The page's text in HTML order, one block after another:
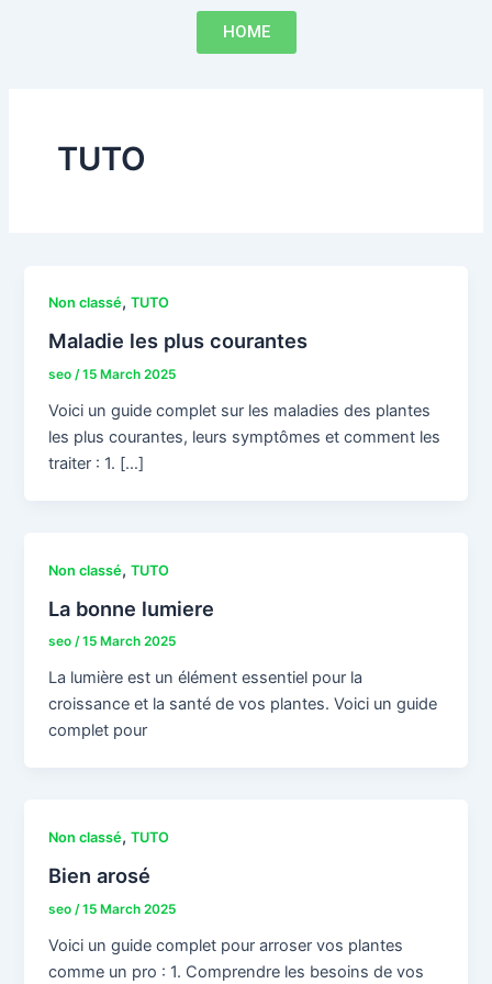
HOME
TUTO
Non classé,TUTO
Maladie les plus courantes
seo/15 March 2025
Voici un guide complet sur les maladies des plantes
les plus courantes, leurs symptômes et comment les
traiter : 1. […]
Non classé,TUTO
La bonne lumiere
seo/15 March 2025
La lumière est un élément essentiel pour la
croissance et la santé de vos plantes. Voici un guide
complet pour
Non classé,TUTO
Bien arosé
seo/15 March 2025
Voici un guide complet pour arroser vos plantes
comme un pro : 1. Comprendre les besoins de vos